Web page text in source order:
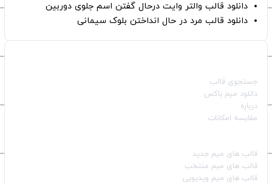
دانلود قالب والتر وایت درحال گفتن اسم جلوی دوربین
دانلود قالب مرد در حال انداختن بلوک سیمانی
جستجوی قالب
دانلود میم باکس
درباره
مقایسه امکانات
قالب‌ های میم جدید
قالب‌ های میم منتخب
قالب‌ های میم ویدیویی